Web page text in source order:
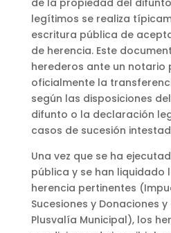
legítimos se realiza
escritura pública de
de herencia. Este
herederos ante un notario
oficialmente la
según las disposiciones
difunto o la declaración
casos de sucesión
Una vez que se ha
pública y se han liquidado
herencia pertinentes
Sucesiones y Donaciones
Plusvalía Municipal), los